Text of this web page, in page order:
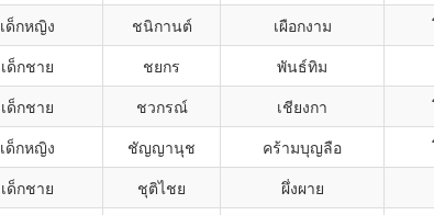
เด็กหญิง ชนิกานต์ เผือกงาม
เด็กชาย ชยกร พันธ์ทิม
เด็กชาย ชวกรณ์ เชียงกา
เด็กหญิง ชัญญานุช คร้ามบุญลือ
เด็กชาย ชุติไชย ผึ่งผาย